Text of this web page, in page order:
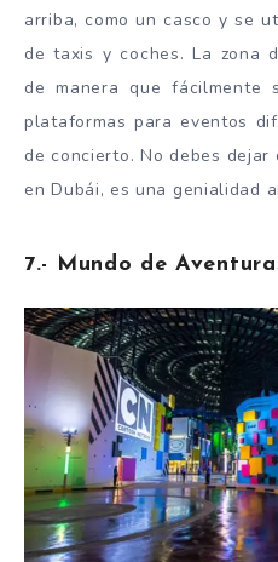
arriba, como un casco y se
de taxis y coches. La zona
de manera que fácilmente
plataformas para eventos
de concierto. No debes
en Dubái, es una genialidad
7.- Mundo de